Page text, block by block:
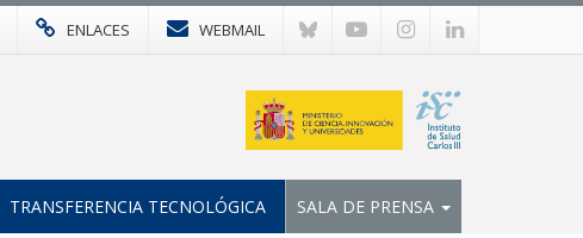
ENLACES WEBMAIL
TRANSFERENCIA TECNOLÓGICA SALA DE PRENSA